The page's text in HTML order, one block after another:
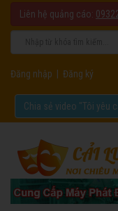
Liên hệ quảng cáo:
Đăng nhập Đăng ký
Chia sẻ video "Tôi yêu